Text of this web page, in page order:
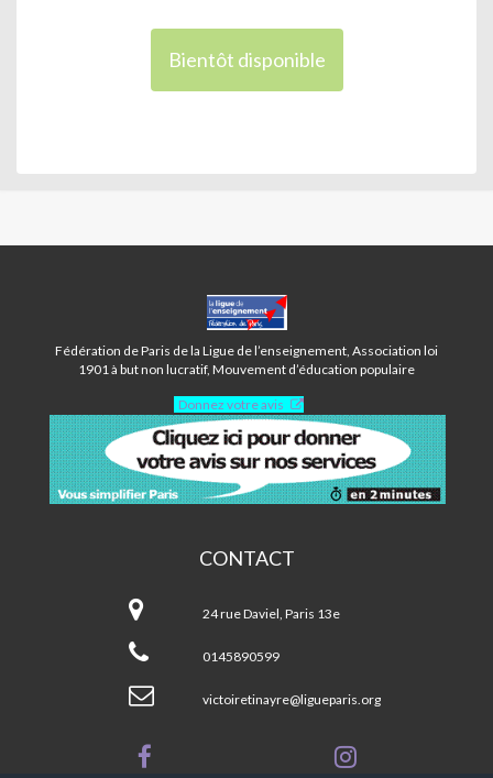
Bientôt disponible
CENTRE
VICTOIRE
TINAYRE
-
13ÈME
Fédération de Paris de la Ligue de l’enseignement, Association loi
1901 à but non lucratif, Mouvement d’éducation populaire
Donnez votre avis
CONTACT
Victoire
Tinayre
Paris
24 rue Daviel, Paris 13e
0145890599
victoiretinayre@ligueparis.org